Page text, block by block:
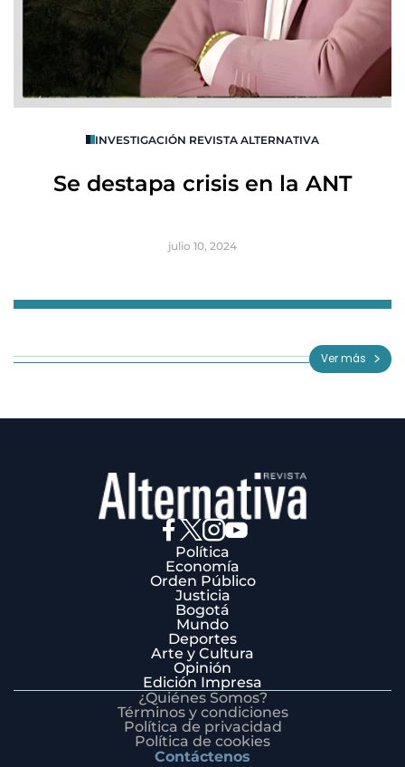
INVESTIGACIÓN REVISTA ALTERNATIVA
Se destapa crisis en la ANT
julio 10, 2024
3
Ver más
Política
Economía
Orden Público
Justicia
Bogotá
Mundo
Deportes
Arte y Cultura
Opinión
Edición Impresa
¿Quiénes Somos?
Términos y condiciones
Política de privacidad
Política de cookies
Contáctenos